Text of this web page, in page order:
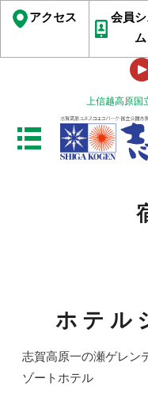
上信越高原
アクセス
会員
ム
ホテル
志賀高原一の瀬ゲレン
ゾートホテル